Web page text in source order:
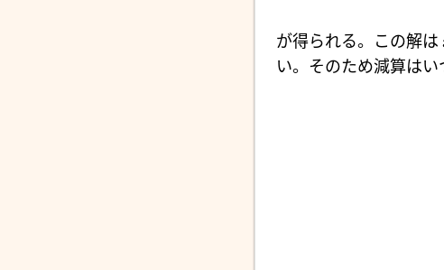
が得られる。この解は
い。そのため減算は